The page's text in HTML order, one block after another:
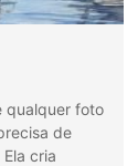
qualquer foto
de
cria